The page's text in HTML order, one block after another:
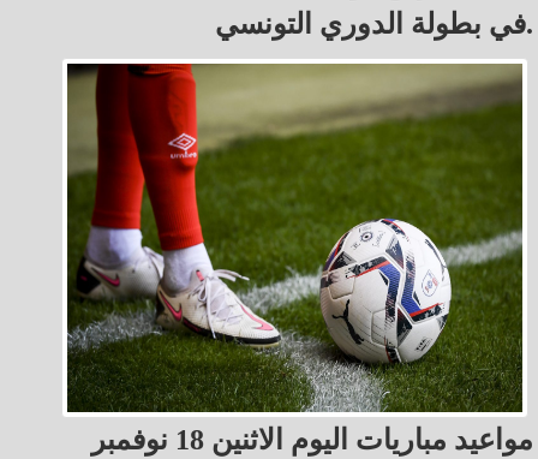
في بطولة الدوري التونسي.
مواعيد مباريات اليوم الاثنين 18 نوفمبر